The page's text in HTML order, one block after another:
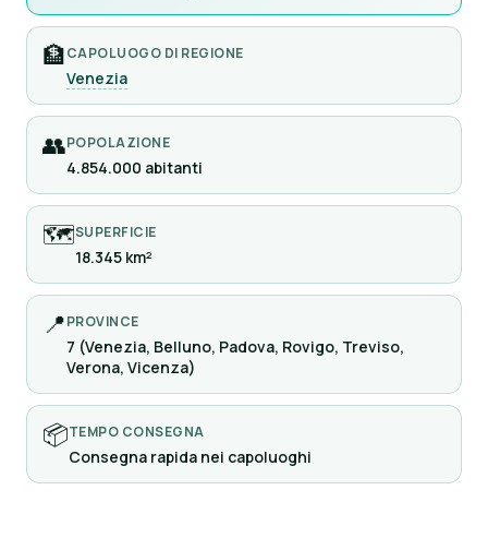
🏦CAPOLUOGO DI REGIONE
Venezia
👥POPOLAZIONE
4.854.000 abitanti
🗺SUPERFICIE
18.345 km²
📍PROVINCE
7 (Venezia, Belluno, Padova, Rovigo, Treviso,
Verona, Vicenza)
📦TEMPO CONSEGNA
Consegna rapida nei capoluoghi